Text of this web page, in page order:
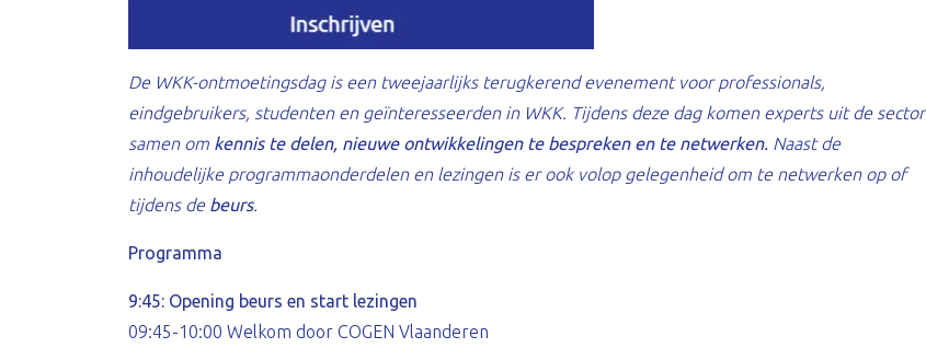
De WKK-ontmoetingsdag is een tweejaarlijks terugkerend evenement voor professionals,
eindgebruikers, studenten en geïnteresseerden in WKK. Tijdens deze dag komen experts uit de sector
samen om kennis te delen, nieuwe ontwikkelingen te bespreken en te netwerken. Naast de
inhoudelijke programmaonderdelen en lezingen is er ook volop gelegenheid om te netwerken op of
tijdens de beurs.
Programma
9:45: Opening beurs en start lezingen
09:45-10:00 Welkom door COGEN Vlaanderen